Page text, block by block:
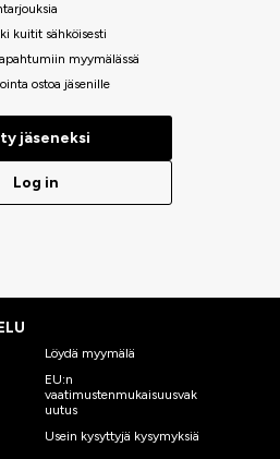
kuitit sähköisesti
myymälässä
ostoa jäsenille
jäseneksi
Log in
Löydä myymälä
EU:n
vaatimustenmukaisuusvak
uutus
Usein kysyttyjä kysymyksiä